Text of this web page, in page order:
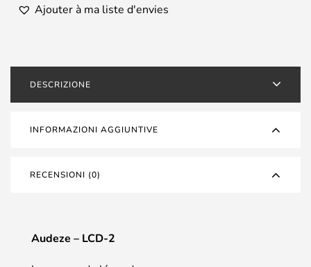
Ajouter à ma liste d'envies
DESCRIZIONE
INFORMAZIONI AGGIUNTIVE
RECENSIONI (0)
Audeze – LCD-2